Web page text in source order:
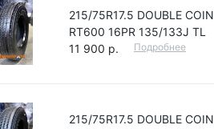
215/75R17.5 DOUBLE COIN
RT600 16PR 135/133J TL
11 900 р.
Подробнее
215/75R17.5 DOUBLE COIN